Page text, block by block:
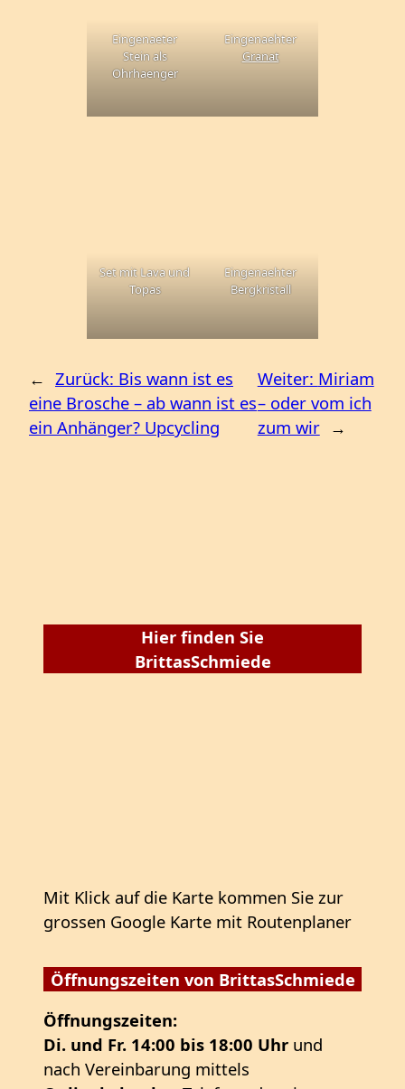
Eingenaeter
Stein als
Ohrhaenger
Eingenaehter
Granat
Set mit Lava und
Topas
Eingenaehter
Bergkristall
← Zurück: Bis wann ist es
eine Brosche – ab wann ist es
ein Anhänger? Upcycling
Weiter: Miriam
– oder vom ich
zum wir →
Hier finden Sie
BrittasSchmiede
Mit Klick auf die Karte kommen Sie zur
grossen Google Karte mit Routenplaner
Öffnungszeiten von BrittasSchmiede
Öffnungszeiten:
Di. und Fr. 14:00 bis 18:00 Uhr und
nach Vereinbarung mittels